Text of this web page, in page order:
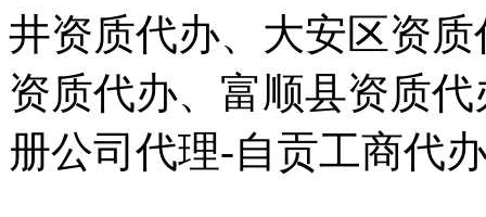
井资质代办、大安区资
资质代办、富顺县资质
册公司代理-自贡工商代